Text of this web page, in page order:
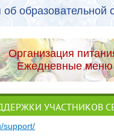
образовательной
Организация
Ежедневные меню
УЧАСТНИКОВ
support/